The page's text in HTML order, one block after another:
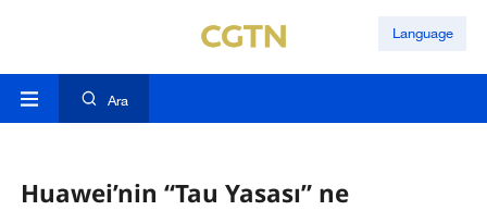
Language
Ara
Huawei’nin “Tau Yasası” ne